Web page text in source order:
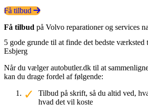
Få tilbud
Få tilbud på Volvo reparationer og services
5 gode grunde til at finde det bedste
Esbjerg
Når du vælger autobutler.dk til at
kan du drage fordel af følgende:
Tilbud på skrift, så du altid ved,
hvad det vil koste